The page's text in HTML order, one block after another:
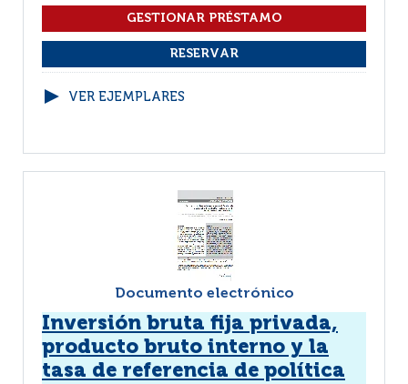
VER EJEMPLARES
Documento electrónico
Inversión bruta fija privada,
producto bruto interno y la
tasa de referencia de política